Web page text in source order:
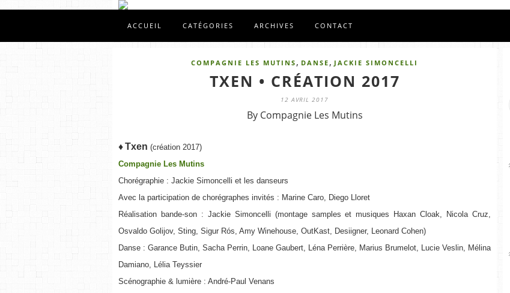
ACCUEIL CATÉGORIES ARCHIVES CONTACT
COMPAGNIE LES MUTINS , DANSE , JACKIE SIMONCELLI
TXEN • CRÉATION 2017
12 AVRIL 2017
By Compagnie Les Mutins
♦Txen (création 2017)
Compagnie Les Mutins
Chorégraphie : Jackie Simoncelli et les danseurs
Avec la participation de chorégraphes invités : Marine Caro, Diego Lloret
Réalisation bande-son : Jackie Simoncelli (montage samples et musiques Haxan Cloak, Nicola Cruz,
Osvaldo Golijov, Sting, Sigur Rós, Amy Winehouse, OutKast, Desiigner, Leonard Cohen)
Danse : Garance Butin, Sacha Perrin, Loane Gaubert, Léna Perrière, Marius Brumelot, Lucie Veslin, Mélina
Damiano, Lélia Teyssier
Scénographie & lumière : André-Paul Venans